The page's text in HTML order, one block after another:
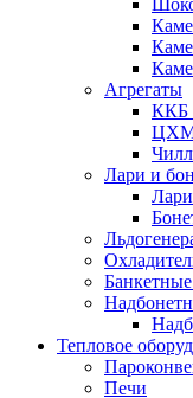
Агрегаты
ККБ
ЦХМ
Лари и
Лари
Тепловое
Печи